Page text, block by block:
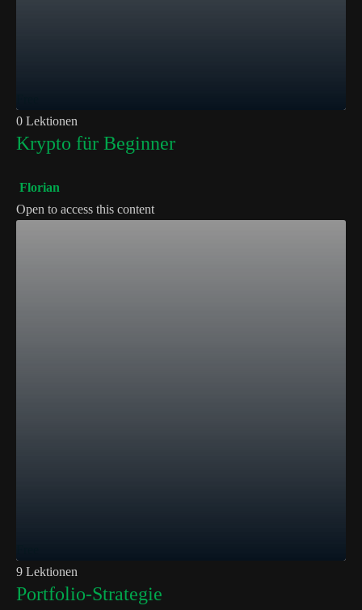
0 Lektionen
Krypto für Beginner
Florian
Open to access this content
9 Lektionen
Portfolio-Strategie